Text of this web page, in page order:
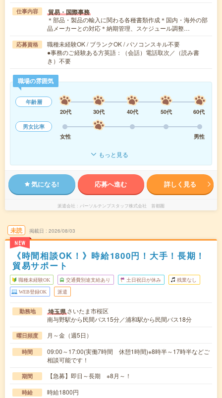
仕事内容 貿易・国際事務
＊部品・製品の輸入に関わる各種書類作成＊国内・海外の部
品メーカーとの対応＊納期管理、スケジュール調整…
応募資格
職種未経験OK / ブランクOK / パソコンスキル不要
●事務のご経験ある方英語：（会話）電話取次／（読み書
き）不要
職場の雰囲気
年齢層
20代
30代 40代 50代
60代
男女比率
女性
男性
もっと見る
気になる! 応募へ進む 詳しく見る
派遣会社 パーソルテンプスタッフ株式会社 首都圏
未読
NEW
掲載日 2026/08/03
《時間相談OK！》時給1800円！大手！長期！
貿易サポート
職種未経験OK 交通費別途支給あり 土日祝日が休み 残業なし
WEB登録OK 派遣
勤務地 埼玉県さいたま市桜区
南与野駅から民間バス15分／浦和駅から民間バス18分
曜日頻度 月～金（週5日）
時間
09:00～17:00(実働7時間 休憩1時間)※8時半～17時半などご
相談可能です！
期間 【急募】即日～長期 ※8月～！
時給 時給1800円